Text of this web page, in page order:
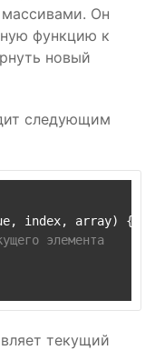
Он
функцию к
новый
следующим
index, array) {
элемента
текущий